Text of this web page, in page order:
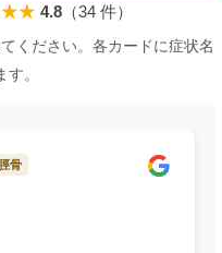
4.8 （34 件）
ください。各カードに症状名
。
骨